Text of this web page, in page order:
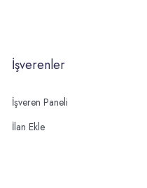
İşverenler
İşveren Paneli
İlan Ekle